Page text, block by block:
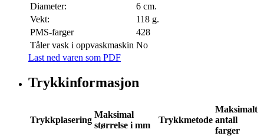
Diameter:
6 cm.
Vekt:
118 g.
PMS-farger
428
Tåler vask i oppvaskmaskin No
Last ned varen som PDF
Trykkinformasjon
Trykkplasering
Maksimal
størrelse i mm
Trykkmetode
Maksimalt
antall
farger